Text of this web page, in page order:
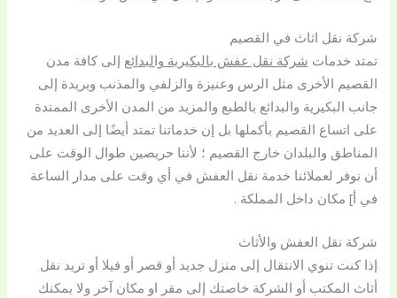
شركة نقل اثاث في القصيم
تمتد خدمات شركة نقل عفش بالبكيرية والبدائع إلى كافة مدن
القصيم الأخرى مثل الرس وعنيزة والزلفي والمذنب وبريدة إلى
جانب البكيرية والبدائع بالطبع والمزيد من المدن الأخرى الممتدة
على اتساع القصيم بأكملها بل إن خدماتنا تمتد أيضًا إلى العديد من
المناطق والبلدان خارج القصيم ؛ لأننا حريصين طوال الوقت على
أن نوفر لعملائنا خدمة نقل العفش في أي وقت على مدار الساعة
في أ] مكان داخل المملكة .
شركة نقل العفش والأثاث
إذا كنت تنوي الانتقال إلى منزل جديد أو قصر أو فيلا أو تريد نقل
أثاث المكتب أو الشركة خاصتك إلى مقر او مكان آخر ولا يمكنك